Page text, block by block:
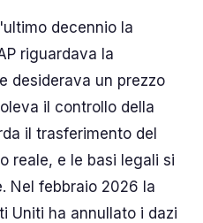
decennio la
riguardava la
desiderava un prezzo
il controllo della
il trasferimento del
reale, e le basi legali si
Nel febbraio 2026 la
Uniti ha annullato i dazi